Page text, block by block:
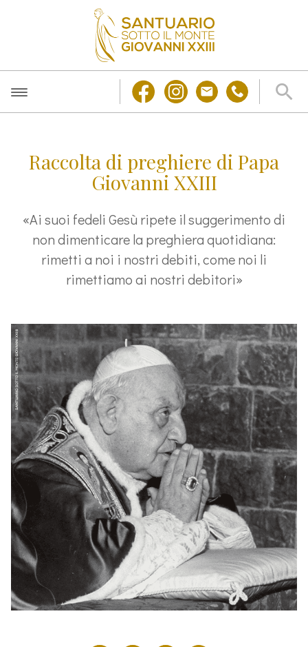
Raccolta di preghiere di Papa
Giovanni XXIII
«Ai suoi fedeli Gesù ripete il suggerimento di
non dimenticare la preghiera quotidiana:
rimetti a noi i nostri debiti, come noi li
rimettiamo ai nostri debitori»